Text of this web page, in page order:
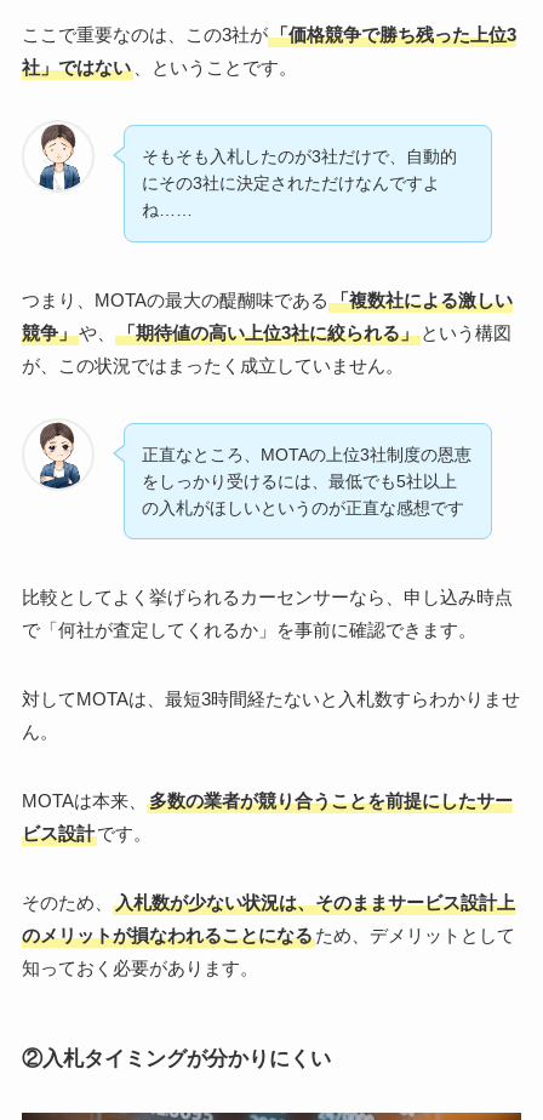
ここで重要なのは、この3社が「価格競争で勝ち残った上位3
社」ではない、ということです。
そもそも入札したのが3社だけで、自動的
にその3社に決定されただけなんですよ
ね……
つまり、MOTAの最大の醍醐味である 「複数社による激しい
競争」や、 「期待値の高い上位3社に絞られる」という構図
が、この状況ではまったく成立していません。
正直なところ、MOTAの上位3社制度の恩恵
をしっかり受けるには、最低でも5社以上
の入札がほしいというのが正直な感想です
比較としてよく挙げられるカーセンサーなら、申し込み時点
で「何社が査定してくれるか」を事前に確認できます。
対してMOTAは、最短3時間経たないと入札数すらわかりませ
ん。
MOTAは本来、
多数の業者が競り合うことを前提にしたサー
ビス設計です。
そのため、
入札数が少ない状況は、そのままサービス設計上
のメリットが損なわれることになるため、デメリットとして
知っておく必要があります。
②入札タイミングが分かりにくい